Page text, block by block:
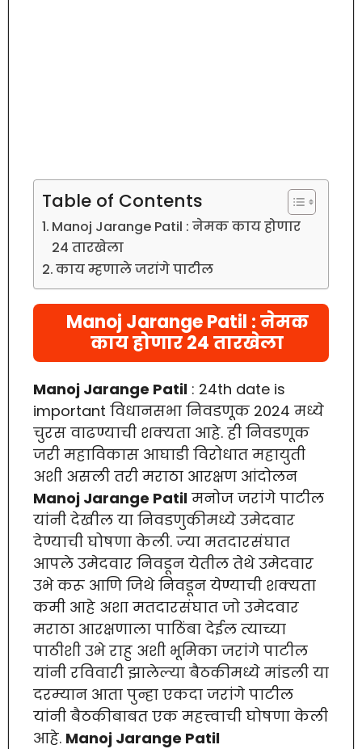
Table of Contents
Manoj Jarange Patil : नेमक काय होणार
24 तारखेला
काय म्हणाले जरांगे पाटील
Manoj Jarange Patil : नेमक
काय होणार 24 तारखेला
Manoj Jarange Patil : 24th date is
important विधानसभा निवडणूक 2024 मध्ये
चुरस वाढण्याची शक्यता आहे. ही निवडणूक
जरी महाविकास आघाडी विरोधात महायुती
अशी असली तरी मराठा आरक्षण आंदोलन
Manoj Jarange Patil मनोज जरांगे पाटील
यांनी देखील या निवडणुकीमध्ये उमेदवार
देण्याची घोषणा केली. ज्या मतदारसंघात
आपले उमेदवार निवडून येतील तेथे उमेदवार
उभे करू आणि जिथे निवडून येण्याची शक्यता
कमी आहे अशा मतदारसंघात जो उमेदवार
मराठा आरक्षणाला पाठिंबा देईल त्याच्या
पाठीशी उभे राहु अशी भूमिका जरांगे पाटील
यांनी रविवारी झालेल्या बैठकीमध्ये मांडली या
दरम्यान आता पुन्हा एकदा जरांगे पाटील
यांनी बैठकीबाबत एक महत्त्वाची घोषणा केली
आहे. Manoj Jarange Patil